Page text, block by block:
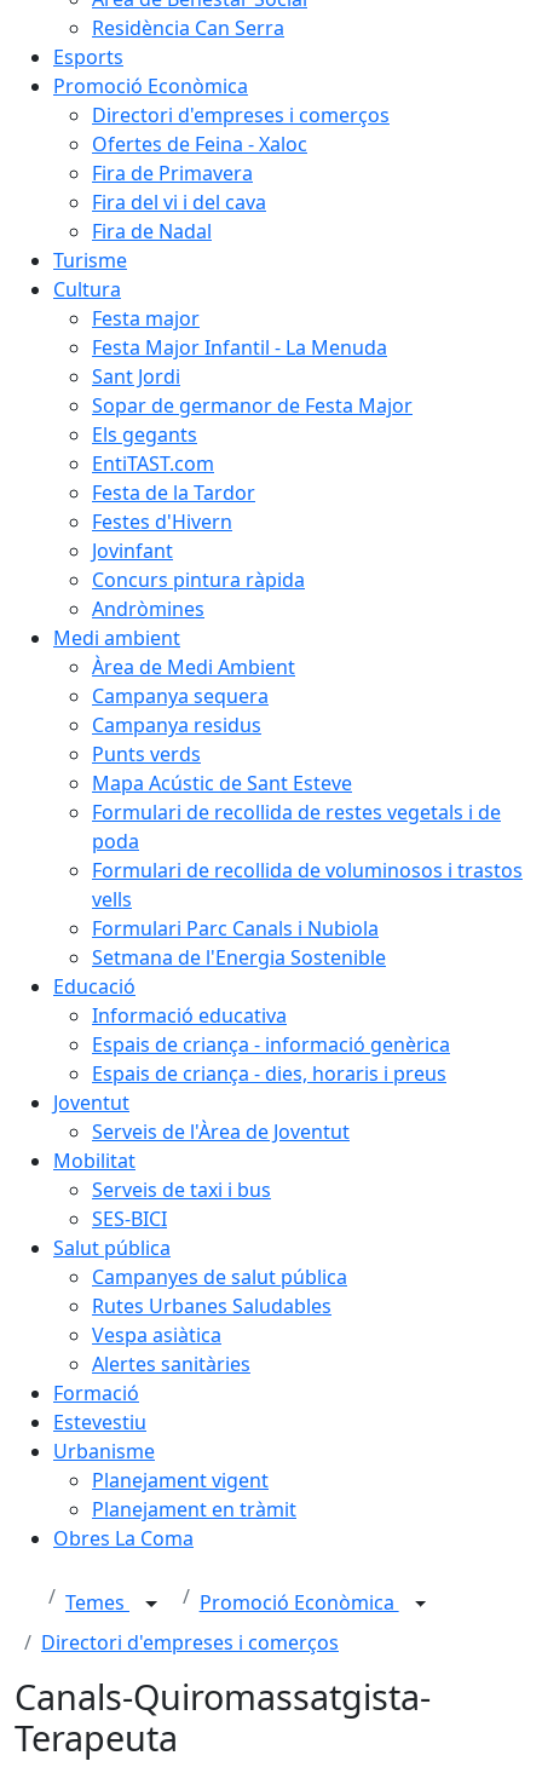
Residència Can Serra
Esports
Promoció Econòmica
Directori d'empreses i comerços
Ofertes de Feina - Xaloc
Fira de Primavera
Fira del vi i del cava
Fira de Nadal
Turisme
Cultura
Festa major
Festa Major Infantil - La Menuda
Sant Jordi
Sopar de germanor de Festa Major
Els gegants
EntiTAST.com
Festa de la Tardor
Festes d'Hivern
Jovinfant
Concurs pintura ràpida
Andròmines
Medi ambient
Àrea de Medi Ambient
Campanya sequera
Campanya residus
Punts verds
Mapa Acústic de Sant Esteve
Formulari de recollida de restes vegetals i de
poda
Formulari de recollida de voluminosos i trastos
vells
Formulari Parc Canals i Nubiola
Setmana de l'Energia Sostenible
Educació
Informació educativa
Espais de criança - informació genèrica
Espais de criança - dies, horaris i preus
Joventut
Serveis de l'Àrea de Joventut
Mobilitat
Serveis de taxi i bus
SES-BICI
Salut pública
Campanyes de salut pública
Rutes Urbanes Saludables
Vespa asiàtica
Alertes sanitàries
Formació
Estevestiu
Urbanisme
Planejament vigent
Planejament en tràmit
Obres La Coma
Temes
Promoció Econòmica
Directori d'empreses i comerços
Canals-Quiromassatgista-
Terapeuta